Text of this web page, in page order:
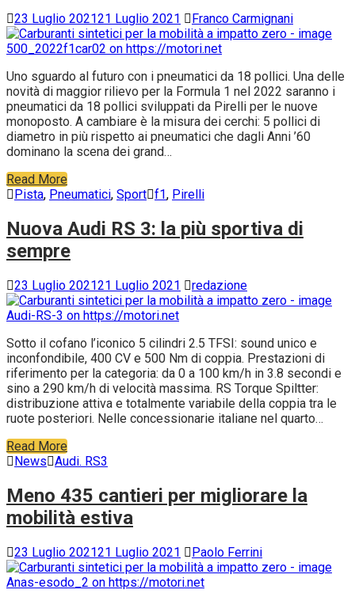
23 Luglio 202121 Luglio 2021 Franco Carmignani
Uno sguardo al futuro con i pneumatici da 18 pollici. Una delle
novità di maggior rilievo per la Formula 1 nel 2022 saranno i
pneumatici da 18 pollici sviluppati da Pirelli per le nuove
monoposto. A cambiare è la misura dei cerchi: 5 pollici di
diametro in più rispetto ai pneumatici che dagli Anni ’60
dominano la scena dei grand…
Read More
Pista, Pneumatici, Sport f1, Pirelli
Nuova Audi RS 3: la più sportiva di
sempre
23 Luglio 202121 Luglio 2021 redazione
Sotto il cofano l’iconico 5 cilindri 2.5 TFSI: sound unico e
inconfondibile, 400 CV e 500 Nm di coppia. Prestazioni di
riferimento per la categoria: da 0 a 100 km/h in 3.8 secondi e
sino a 290 km/h di velocità massima. RS Torque Spiltter:
distribuzione attiva e totalmente variabile della coppia tra le
ruote posteriori. Nelle concessionarie italiane nel quarto…
Read More
News Audi. RS3
Meno 435 cantieri per migliorare la
mobilità estiva
23 Luglio 202121 Luglio 2021 Paolo Ferrini